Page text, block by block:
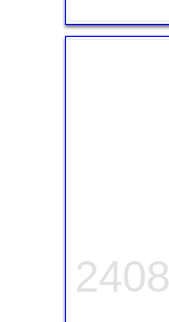
2408